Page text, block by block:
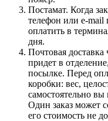
Постамат. Когда
телефон или e-mail
оплатить в
дня.
Почтовая доставка
придет в
посылке. Перед
коробки: вес,
самостоятельно вы
Один заказ может
его стоимость не